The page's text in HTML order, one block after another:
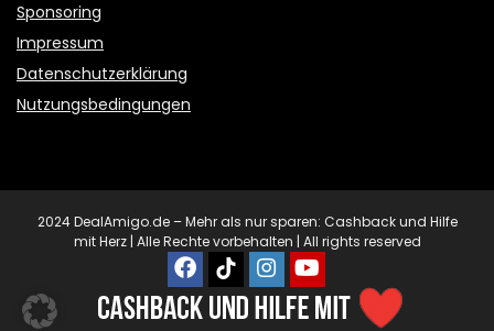
Sponsoring
Impressum
Datenschutzerklärung
Nutzungsbedingungen
2024 DealAmigo.de – Mehr als nur sparen: Cashback und Hilfe
mit Herz | Alle Rechte vorbehalten | All rights reserved